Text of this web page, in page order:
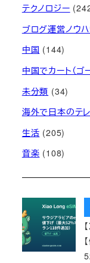
テクノロジー
ブログ運営ノウ
中国 (144)
中国でカート（ゴ
未分類 (34)
海外で日本のテ
生活 (205)
音楽 (108)